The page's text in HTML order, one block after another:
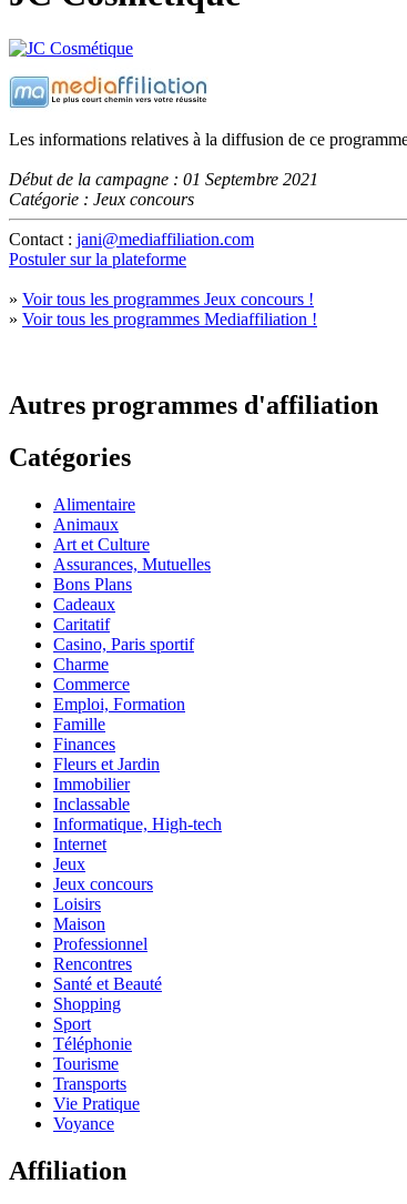
Les informations relatives à la diffusion de ce
Début de la campagne : 01 Septembre 2021
Catégorie : Jeux concours
Contact : jani@mediaffiliation.com
Postuler sur la plateforme
» Voir tous les programmes Jeux concours !
» Voir tous les programmes Mediaffiliation !
Autres programmes d'affiliation
Catégories
Alimentaire
Animaux
Art et Culture
Assurances, Mutuelles
Bons Plans
Cadeaux
Caritatif
Casino, Paris sportif
Charme
Commerce
Emploi, Formation
Famille
Finances
Fleurs et Jardin
Immobilier
Inclassable
Informatique, High-tech
Internet
Jeux
Jeux concours
Loisirs
Maison
Professionnel
Rencontres
Santé et Beauté
Shopping
Sport
Téléphonie
Tourisme
Transports
Vie Pratique
Voyance
Affiliation